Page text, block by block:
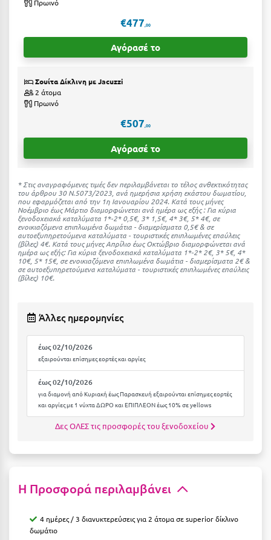
Ιωάννινα
Καλάβρυτα
Κάλαμος
Καλαμπάκα
Κάλυμνος
Καμένα Βούρλα
Καρδάμαινα
Καρδαμύλη
Καρδίτσα
Καρπενήσι
Κάρυστος
Κασσάνδρα
Κέα - Τζιά
Κεφαλονιά
Πρωινό
€477 ,00
Αγόρασέ το
Σουίτα Δίκλινη με Jacuzzi
2 άτομα
Πρωινό
€507 ,00
Αγόρασέ το
* Στις αναγραφόμενες τιμές δεν περιλαμβάνεται το τέλος ανθεκτικότητας
του άρθρου 30 Ν.5073/2023, ανά ημερήσια χρήση εκάστου δωματίου,
που εφαρμόζεται από την 1η Ιανουαρίου 2024. Κατά τους μήνες
Νοέμβριο έως Μάρτιο διαμορφώνεται ανά ημέρα ως εξής : Για κύρια
ξενοδοχειακά καταλύματα 1*-2* 0,5€, 3* 1,5€, 4* 3€, 5* 4€, σε
ενοικιαζόμενα επιπλωμένα δωμάτια - διαμερίσματα 0,5€ & σε
αυτοεξυπηρετούμενα καταλύματα - τουριστικές επιπλωμένες επαύλεις
(βίλες) 4€. Kατά τους μήνες Απρίλιο έως Οκτώβριο διαμορφώνεται ανά
ημέρα ως εξής: Για κύρια ξενοδοχειακά καταλύματα 1*-2* 2€, 3* 5€, 4*
10€, 5* 15€, σε ενοικιαζόμενα επιπλωμένα δωμάτια - διαμερίσματα 2€ &
σε αυτοεξυπηρετούμενα καταλύματα - τουριστικές επιπλωμένες επαύλεις
(βίλες) 10€.
Άλλες ημερομηνίες
έως 02/10/2026
εξαιρούνται επίσημες εορτές και αργίες
έως 02/10/2026
για διαμονή από Κυριακή έως Παρασκευή εξαιρούνται επίσημες εορτές
και αργίες με 1 νύχτα ΔΩΡΟ και ΕΠΙΠΛΕΟΝ έως 10% σε yellows
Δες ΟΛΕΣ τις προσφορές του ξενοδοχείου
Η Προσφορά περιλαμβάνει
4 ημέρες / 3 διανυκτερεύσειςγια 2 άτομα σε superior δίκλινο
δωμάτιο